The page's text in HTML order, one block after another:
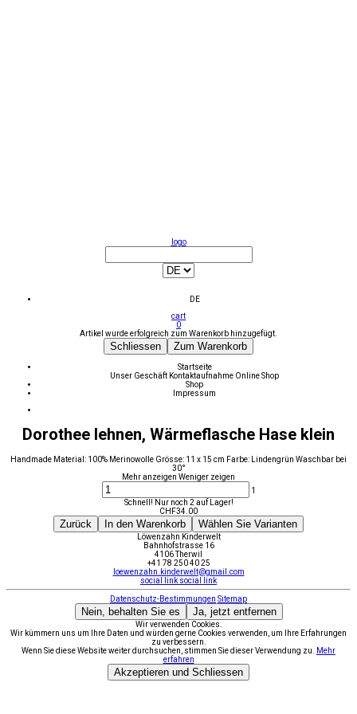
logo
DE
cart
0
Artikel wurde erfolgreich zum Warenkorb hinzugefügt.
Schliessen Zum Warenkorb
Startseite
Unser Geschäft Kontaktaufnahme Online Shop
Shop
Impressum
Dorothee lehnen, Wärmeflasche Hase klein
Handmade Material: 100% Merinowolle Grösse: 11 x 15 cm Farbe: Lindengrün Waschbar bei
30°
Mehr anzeigen Weniger zeigen
1
Schnell! Nur noch 2 auf Lager!
CHF34.00
Zurück In den Warenkorb Wählen Sie Varianten
Löwenzahn Kinderwelt
Bahnhofstrasse 16
4106 Therwil
+41 78 250 40 25
loewenzahn.kinderwelt@gmail.com
social link social link
Datenschutz-Bestimmungen Sitemap
Nein, behalten Sie es Ja, jetzt entfernen
Wir verwenden Cookies.
Wir kümmern uns um Ihre Daten und würden gerne Cookies verwenden, um Ihre Erfahrungen
zu verbessern.
Wenn Sie diese Website weiter durchsuchen, stimmen Sie dieser Verwendung zu.
Mehr
erfahren
Akzeptieren und Schliessen